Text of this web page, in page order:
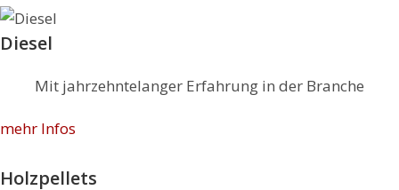
Diesel
Mit jahrzehntelanger Erfahrung in der Branche
mehr Infos
Holzpellets